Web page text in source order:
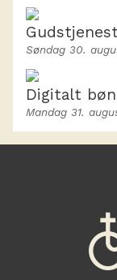
Søndag 30.
Digitalt
Mandag 31.